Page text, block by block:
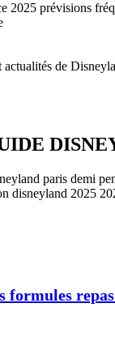
actualités de
formules